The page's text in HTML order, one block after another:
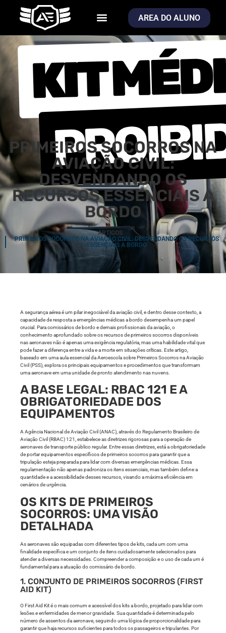
AREA DO ALUNO
PRIMEIROS SOCORROS NA
AVIAÇÃO CIVIL:
DESVENDANDO OS
RECURSOS ESSENCIAIS A
BORDO
ARTIGOS
PRIMEIROS SOCORROS NA AVIAÇÃO CIVIL: DESVENDANDO OS RECURSOS
ESSENCIAIS A BORDO
A segurança aérea é um pilar inegociável da aviação civil, e dentro desse contexto, a
capacidade de resposta a emergências médicas a bordo desempenha um papel
crucial. Para comissários de bordo e demais profissionais da aviação, o
conhecimento aprofundado sobre os recursos de primeiros socorros disponíveis
nas aeronaves não é apenas uma exigência regulatória, mas uma habilidade vital que
pode fazer a diferença entre a vida e a morte em situações críticas. Este artigo,
baseado em uma aula essencial da Aeroescola sobre Primeiros Socorros na Aviação
Civil (PSS), explora os principais equipamentos e procedimentos que transformam
uma aeronave em uma unidade de pronto atendimento nas nuvens.
A BASE LEGAL: RBAC 121 E A
OBRIGATORIEDADE DOS
EQUIPAMENTOS
A Agência Nacional de Aviação Civil (ANAC), através do Regulamento Brasileiro de
Aviação Civil (RBAC) 121, estabelece as diretrizes rigorosas para a operação de
aeronaves de transporte público regular. Entre essas diretrizes, está a obrigatoriedade
de portar equipamentos específicos de primeiros socorros para garantir que a
tripulação esteja preparada para lidar com diversas emergências médicas. Essa
regulamentação não apenas padroniza os itens essenciais, mas também define a
quantidade e a acessibilidade desses recursos, visando a máxima eficiência em
cenários de urgência.
OS KITS DE PRIMEIROS
SOCORROS: UMA VISÃO
DETALHADA
As aeronaves são equipadas com diferentes tipos de kits, cada um com uma
finalidade específica e um conjunto de itens cuidadosamente selecionados para
atender a diversas necessidades. Compreender a composição e o uso de cada um é
fundamental para a atuação do comissário de bordo.
1. CONJUNTO DE PRIMEIROS SOCORROS (FIRST
AID KIT)
O First Aid Kit é o mais comum e acessível dos kits a bordo, projetado para lidar com
lesões e enfermidades de menor gravidade. Sua quantidade é determinada pelo
número de assentos da aeronave, seguindo uma lógica de proporcionalidade para
garantir que haja recursos suficientes para todos os passageiros e tripulantes. Por